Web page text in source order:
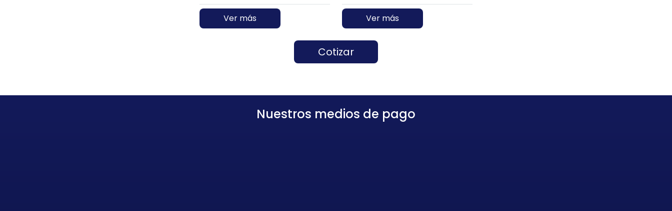
Ver más Ver más
Cotizar
Nuestros medios de pago